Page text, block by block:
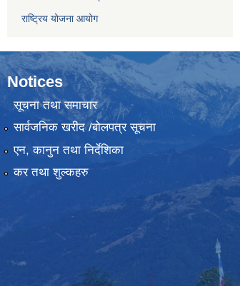
राष्ट्रिय योजना आयोग
Notices
सूचना तथा समाचार
सार्वजनिक खरीद /बोलपत्र सूचना
एन, कानुन तथा निर्देशिका
कर तथा शुल्कहरु